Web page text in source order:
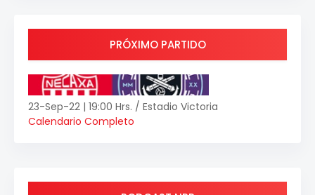
PRÓXIMO PARTIDO
23-Sep-22 | 19:00 Hrs. / Estadio Victoria
Calendario Completo